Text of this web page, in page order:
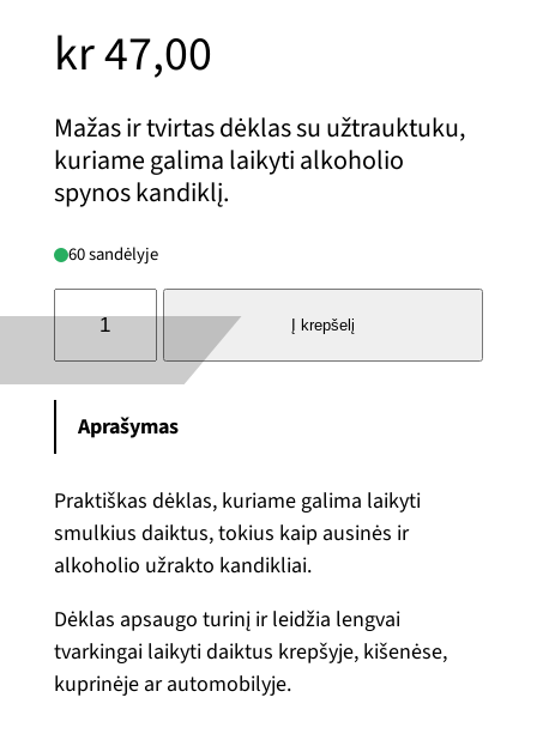
kr47,00
Mažas ir tvirtas dėklas su užtrauktuku,
kuriame galima laikyti alkoholio
spynos kandiklį.
60 sandėlyje
k
o
r
a
k
o
k
a
Į krepšelį
Aprašymas
Praktiškas dėklas, kuriame galima laikyti
smulkius daiktus, tokius kaip ausinės ir
alkoholio užrakto kandikliai.
Dėklas apsaugo turinį ir leidžia lengvai
tvarkingai laikyti daiktus krepšyje, kišenėse,
kuprinėje ar automobilyje.